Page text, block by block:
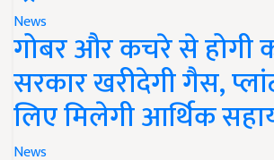
News
गोबर और कचरे से होगी
सरकार खरीदेगी गैस,
लिए मिलेगी आर्थिक
News